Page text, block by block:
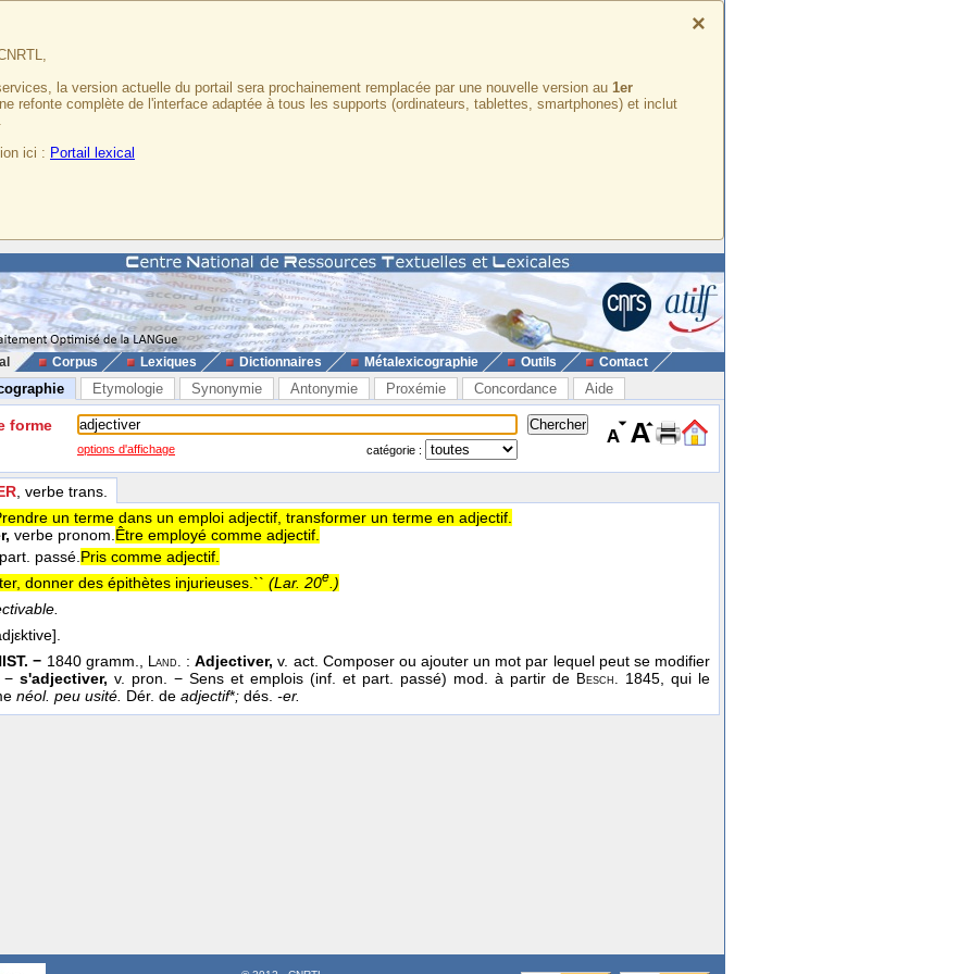
×
la version actuelle du portail sera prochainement remplacée par une nouvelle version au 1er
refonte complète de l'interface adaptée à tous les supports (ordinateurs, tablettes, smartphones) et inclut
ici : Portail lexical
Corpus Lexiques Dictionnaires Métalexicographie Outils Contact
Etymologie Synonymie Antonymie Proxémie Concordance Aide
forme
options d'affichage catégorie :
, verbe trans.
un terme dans un emploi adjectif, transformer un terme en adjectif.
verbe pronom.Être employé comme adjectif.
part. passé.Pris comme adjectif.
donner des épithètes injurieuses.`` (Lar. 20e )
− 1840 gramm., Land. :Adjectiver,v. act. Composer ou ajouter un mot par lequel peut se modifier
− s'adjectiver, v. pron. − Sens et emplois (inf. et part. passé) mod. à partir de Besch. 1845, qui le
néol. peu usité. Dér. de adjectif*; dés. -er.